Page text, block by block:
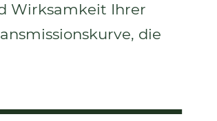
Wirksamkeit Ihrer
die